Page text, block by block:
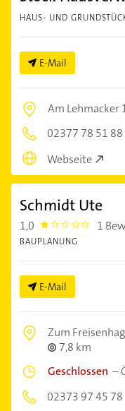
HAUS- UND
E-Mail
Am Lehmacker
02377 78 51 88
Webseite
Schmidt Ute
1,0 1.0 1
BAUPLANUNG
E-Mail
Zum
7,8 km
Geschlossen –
02373 97 45 78